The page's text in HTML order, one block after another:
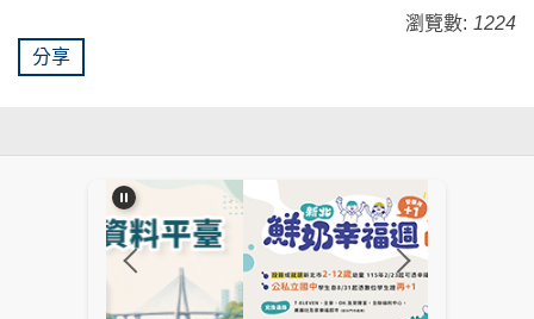
瀏覽數: 1224
分享
:::